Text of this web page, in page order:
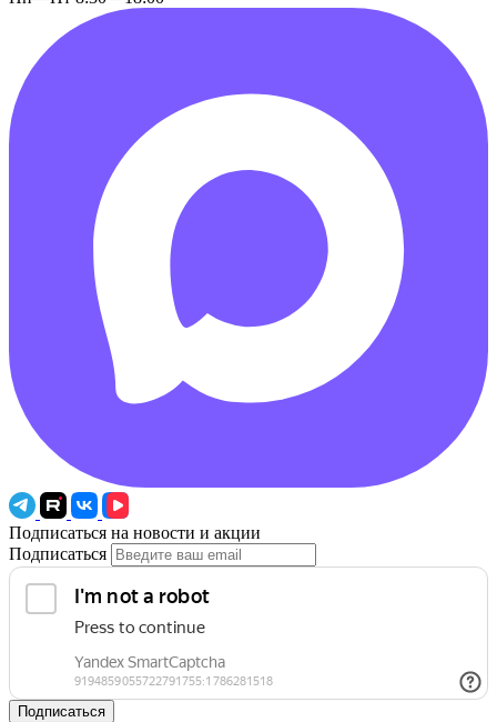
Подписаться на новости и акции
Подписаться
Подписаться